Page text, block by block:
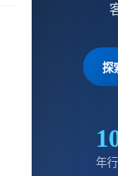
探
年